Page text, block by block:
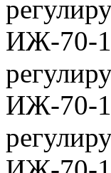
ИЖ-70-
ИЖ-70-